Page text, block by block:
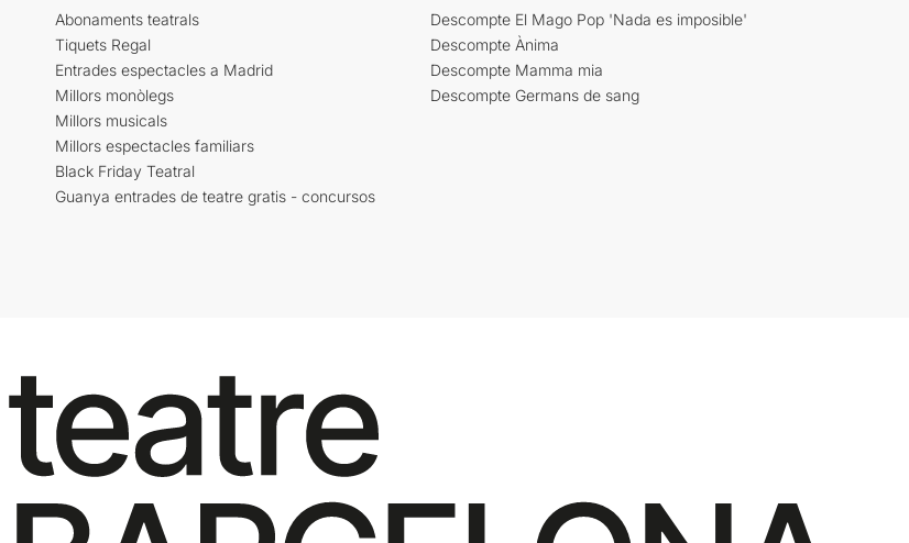
Abonaments teatrals
Tiquets Regal
Entrades espectacles a Madrid
Millors monòlegs
Millors musicals
Millors espectacles familiars
Black Friday Teatral
Guanya entrades de teatre gratis - concursos
Descompte El Mago Pop 'Nada es imposible'
Descompte Ànima
Descompte Mamma mia
Descompte Germans de sang